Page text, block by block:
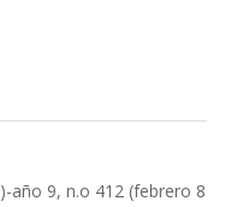
año 9, n.o 412 (febrero 8